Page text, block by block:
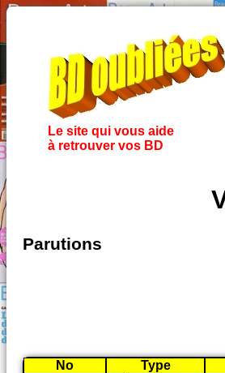
Le site qui vous aide
à retrouver vos BD
Parutions
No Type